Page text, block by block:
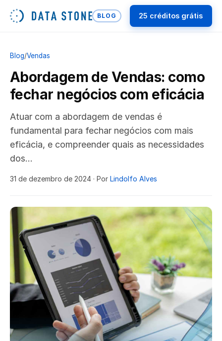
BLOG 25 créditos grátis
Blog/Vendas
Abordagem de Vendas: como
fechar negócios com eficácia
Atuar com a abordagem de vendas é
fundamental para fechar negócios com mais
eficácia, e compreender quais as necessidades
dos…
31 de dezembro de 2024 · Por Lindolfo Alves